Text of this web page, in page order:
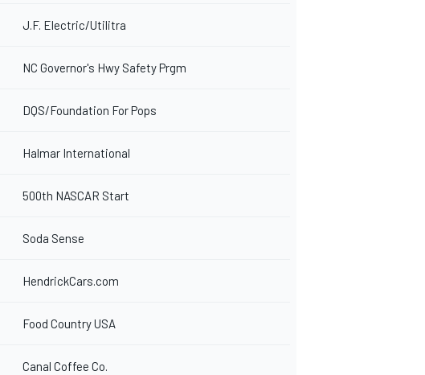
J.F. Electric/Utilitra
NC Governor's Hwy Safety Prgm
DQS/Foundation For Pops
Halmar International
500th NASCAR Start
Soda Sense
HendrickCars.com
Food Country USA
Canal Coffee Co.